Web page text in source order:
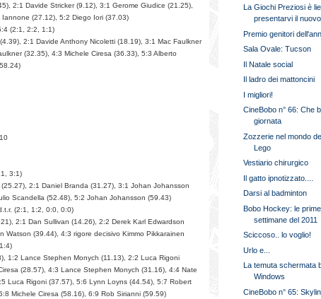
2:1 Davide Stricker (9.12), 3:1 Gerome Giudice (21.25),
(27.12), 5:2 Diego Iori (37.03)
(2:1, 2:2, 1:1)
2:1 Davide Anthony Nicoletti (18.19), 3:1 Mac Faulkner
(32.35), 4:3 Michele Ciresa (36.33), 5:3 Alberto
3:1)
2:1 Daniel Branda (31.27), 3:1 Johan Johansson
Scandella (52.48), 5:2 Johan Johansson (59.43)
(2:1, 1:2, 0:0, 0:0)
2:1 Dan Sullivan (14.26), 2:2 Derek Karl Edwardson
(39.44), 4:3 rigore decisivo Kimmo Pikkarainen
1:2 Lance Stephen Monych (11.13), 2:2 Luca Rigoni
(28.57), 4:3 Lance Stephen Monych (31.16), 4:4 Nate
Luca Rigoni (37.57), 5:6 Lynn Loyns (44.54), 5:7 Robert
Michele Ciresa (58.16), 6:9 Rob Sirianni (59.59)
La Giochi Preziosi è
presentarvi il
Premio genitori
Sala Ovale: Tucson
Il Natale social
Il ladro dei mattoncini
I migliori!
CineBobo n° 66: Che
giornata
Zozzerie nel mondo
Lego
Vestiario chirurgico
Il gatto ipnotizzato....
Darsi al badminton
Bobo Hockey: le prime
settimane del 2011
Sciccoso.. lo voglio!
Urlo e...
La temuta schermata
Windows
CineBobo n° 65: